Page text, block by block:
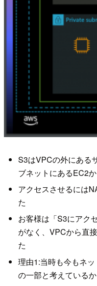
S3はVPCの外にある
ブネットにあるEC2
アクセスさせるには
た
お客様は「S3にアク
がなく、VPCから直
た
理由1:当時も今もネ
の一部と考えている